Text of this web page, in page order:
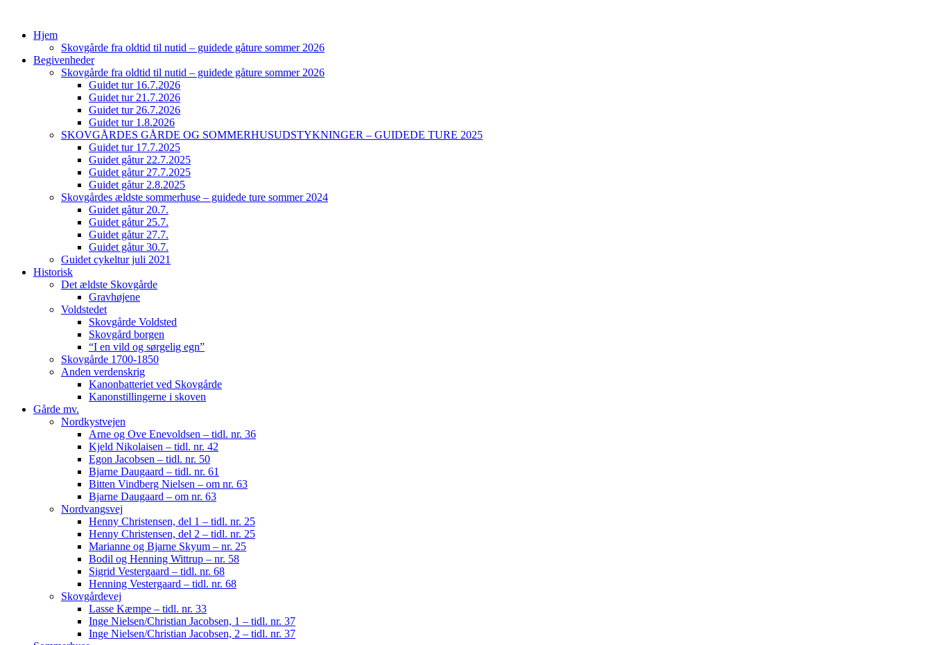
indholdHjem
Skovgårde fra oldtid til nutid – guidede gåture sommer 2026
Begivenheder
Skovgårde fra oldtid til nutid – guidede gåture sommer 2026
Guidet tur 16.7.2026
Guidet tur 21.7.2026
Guidet tur 26.7.2026
Guidet tur 1.8.2026
SKOVGÅRDES GÅRDE OG SOMMERHUSUDSTYKNINGER – GUIDEDE TURE 2025
Guidet tur 17.7.2025
Guidet gåtur 22.7.2025
Guidet gåtur 27.7.2025
Guidet gåtur 2.8.2025
Skovgårdes ældste sommerhuse – guidede ture sommer 2024
Guidet gåtur 20.7.
Guidet gåtur 25.7.
Guidet gåtur 27.7.
Guidet gåtur 30.7.
Guidet cykeltur juli 2021
Historisk
Det ældste Skovgårde
Gravhøjene
Voldstedet
Skovgårde Voldsted
Skovgård borgen
“I en vild og sørgelig egn”
Skovgårde 1700-1850
Anden verdenskrig
Kanonbatteriet ved Skovgårde
Kanonstillingerne i skoven
Gårde mv.
Nordkystvejen
Arne og Ove Enevoldsen – tidl. nr. 36
Kjeld Nikolaisen – tidl. nr. 42
Egon Jacobsen – tidl. nr. 50
Bjarne Daugaard – tidl. nr. 61
Bitten Vindberg Nielsen – om nr. 63
Bjarne Daugaard – om nr. 63
Nordvangsvej
Henny Christensen, del 1 – tidl. nr. 25
Henny Christensen, del 2 – tidl. nr. 25
Marianne og Bjarne Skyum – nr. 25
Bodil og Henning Wittrup – nr. 58
Sigrid Vestergaard – tidl. nr. 68
Henning Vestergaard – tidl. nr. 68
Skovgårdevej
Lasse Kæmpe – tidl. nr. 33
Inge Nielsen/Christian Jacobsen, 1 – tidl. nr. 37
Inge Nielsen/Christian Jacobsen, 2 – tidl. nr. 37